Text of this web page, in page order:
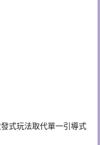
式玩法取代單一引導式